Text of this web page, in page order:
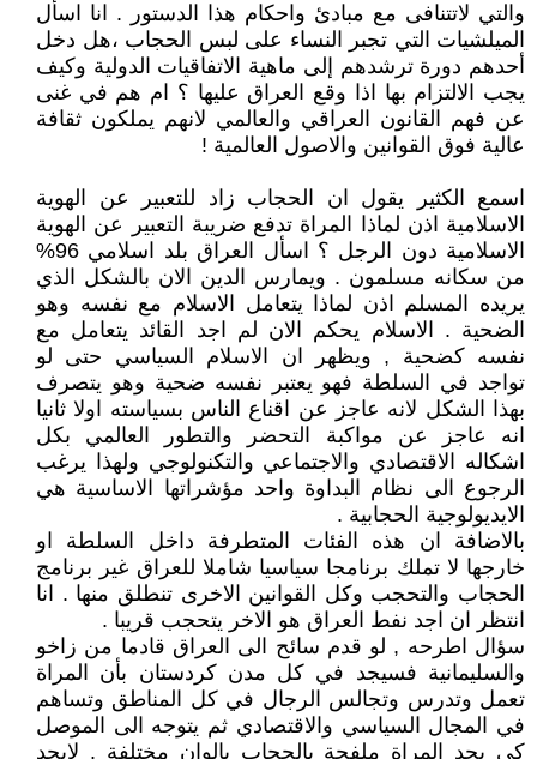
والتي لاتتنافى مع مبادئ واحكام هذا الدستور . انا اسأل
الميلشيات التي تجبر النساء على لبس الحجاب ،هل دخل
أحدهم دورة ترشدهم إلى ماهية الاتفاقيات الدولية وكيف
يجب الالتزام بها اذا وقع العراق عليها ؟ ام هم في غنى
عن فهم القانون العراقي والعالمي لانهم يملكون ثقافة
عالية فوق القوانين والاصول العالمية !
اسمع الكثير يقول ان الحجاب زاد للتعبير عن الهوية
الاسلامية اذن لماذا المراة تدفع ضريبة التعبير عن الهوية
الاسلامية دون الرجل ؟ اسأل العراق بلد اسلامي 96%
من سكانه مسلمون . ويمارس الدين الان بالشكل الذي
يريده المسلم اذن لماذا يتعامل الاسلام مع نفسه وهو
الضحية . الاسلام يحكم الان لم اجد القائد يتعامل مع
نفسه كضحية , ويظهر ان الاسلام السياسي حتى لو
تواجد في السلطة فهو يعتبر نفسه ضحية وهو يتصرف
بهذا الشكل لانه عاجز عن اقناع الناس بسياسته اولا ثانيا
انه عاجز عن مواكبة التحضر والتطور العالمي بكل
اشكاله الاقتصادي والاجتماعي والتكنولوجي ولهذا يرغب
الرجوع الى نظام البداوة واحد مؤشراتها الاساسية هي
الايديولوجية الحجابية .
بالاضافة ان هذه الفئات المتطرفة داخل السلطة او
خارجها لا تملك برنامجا سياسيا شاملا للعراق غير برنامج
الحجاب والتحجب وكل القوانين الاخرى تنطلق منها . انا
انتظر ان اجد نفط العراق هو الاخر يتحجب قريبا .
سؤال اطرحه , لو قدم سائح الى العراق قادما من زاخو
والسليمانية فسيجد في كل مدن كردستان بأن المراة
تعمل وتدرس وتجالس الرجال في كل المناطق وتساهم
في المجال السياسي والاقتصادي ثم يتوجه الى الموصل
كي يجد المراة ملفحة بالحجاب بالوان مختلفة . لايجد